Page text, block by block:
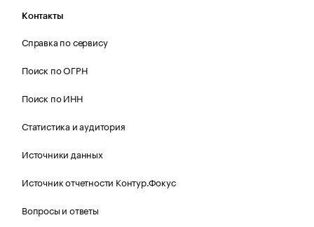
Контакты
Справка по сервису
Поиск по ОГРН
Поиск по ИНН
Статистика и аудитория
Источники данных
Источник отчетности Контур.Фокус
Вопросы и ответы